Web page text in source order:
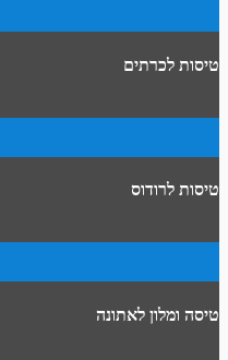
טיסות לכרתים
טיסות לרודוס
טיסה ומלון לאתונה